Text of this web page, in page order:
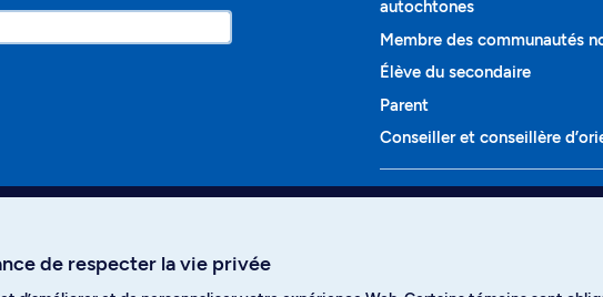
autochtones
Membre des communautés
Élève du secondaire
Parent
Conseiller et conseillère
Programmes et cours
de respecter la vie privée